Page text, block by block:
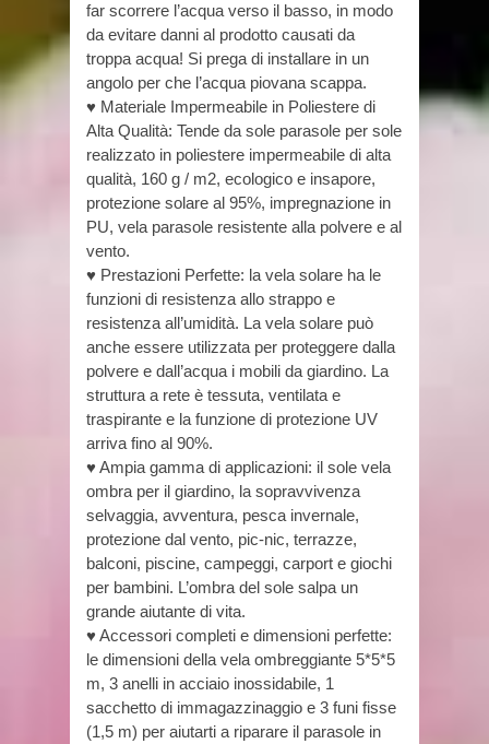
far scorrere l’acqua verso il basso, in modo
da evitare danni al prodotto causati da
troppa acqua! Si prega di installare in un
angolo per che l’acqua piovana scappa.
♥ Materiale Impermeabile in Poliestere di
Alta Qualità: Tende da sole parasole per sole
realizzato in poliestere impermeabile di alta
qualità, 160 g / m2, ecologico e insapore,
protezione solare al 95%, impregnazione in
PU, vela parasole resistente alla polvere e al
vento.
♥ Prestazioni Perfette: la vela solare ha le
funzioni di resistenza allo strappo e
resistenza all’umidità. La vela solare può
anche essere utilizzata per proteggere dalla
polvere e dall’acqua i mobili da giardino. La
struttura a rete è tessuta, ventilata e
traspirante e la funzione di protezione UV
arriva fino al 90%.
♥ Ampia gamma di applicazioni: il sole vela
ombra per il giardino, la sopravvivenza
selvaggia, avventura, pesca invernale,
protezione dal vento, pic-nic, terrazze,
balconi, piscine, campeggi, carport e giochi
per bambini. L’ombra del sole salpa un
grande aiutante di vita.
♥ Accessori completi e dimensioni perfette:
le dimensioni della vela ombreggiante 5*5*5
m, 3 anelli in acciaio inossidabile, 1
sacchetto di immagazzinaggio e 3 funi fisse
(1,5 m) per aiutarti a riparare il parasole in